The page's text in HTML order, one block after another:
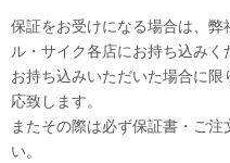
保証をお受けになる場合は、
ル・サイク各店にお持ち込みく
お持ち込みいただいた場合に
応致します。
またその際は必ず保証書・ご
い。